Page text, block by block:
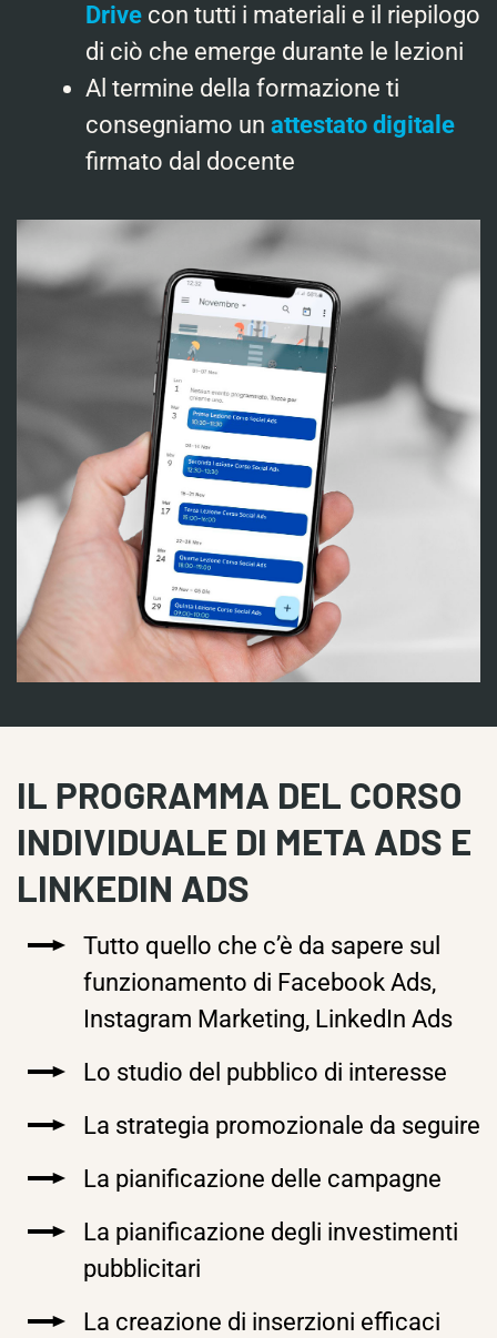
Drive con tutti i materiali e il riepilogo
di ciò che emerge durante le lezioni
Al termine della formazione ti
consegniamo un attestato digitale
firmato dal docente
IL PROGRAMMA DEL CORSO
INDIVIDUALE DI META ADS E
LINKEDIN ADS
Tutto quello che c’è da sapere sul
funzionamento di Facebook Ads,
Instagram Marketing, LinkedIn Ads
Lo studio del pubblico di interesse
La strategia promozionale da seguire
La pianificazione delle campagne
La pianificazione degli investimenti
pubblicitari
La creazione di inserzioni efficaci